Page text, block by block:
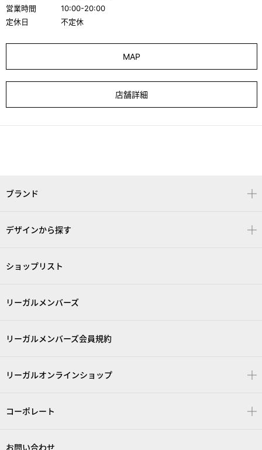
営業時間
10:00-20:00
定休日
不定休
MAP
店舗詳細
ブランド
デザインから探す
ショップリスト
リーガルメンバーズ
リーガルメンバーズ会員規約
リーガルオンラインショップ
コーポレート
お問い合わせ